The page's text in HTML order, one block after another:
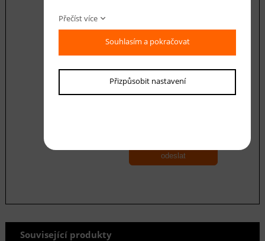
Váš dotaz
odeslat
Související produkty
Přečíst více
Souhlasím a pokračovat
Přizpůsobit nastavení